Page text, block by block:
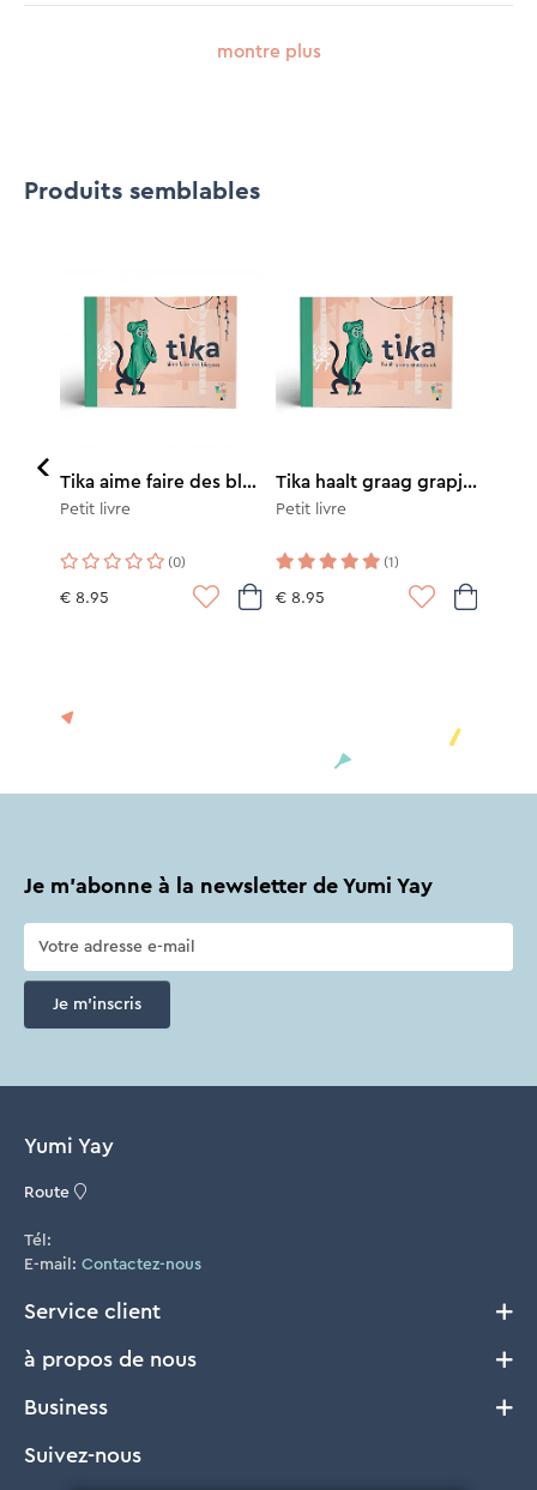
montre plus
Produits semblables
Tika aime faire des blagues
Petit livre
(0)
€ 8.95
Tika haalt graag grapjes uit
Petit livre
(1)
€ 8.95
Je m'abonne à la newsletter de Yumi Yay
Je m'inscris
Yumi Yay
Route
Tél:
E-mail: Contactez-nous
Service client
Livraison et Retours
Privacy
à propos de nous
Notre histoire
Business
B2B
Suivez-nous